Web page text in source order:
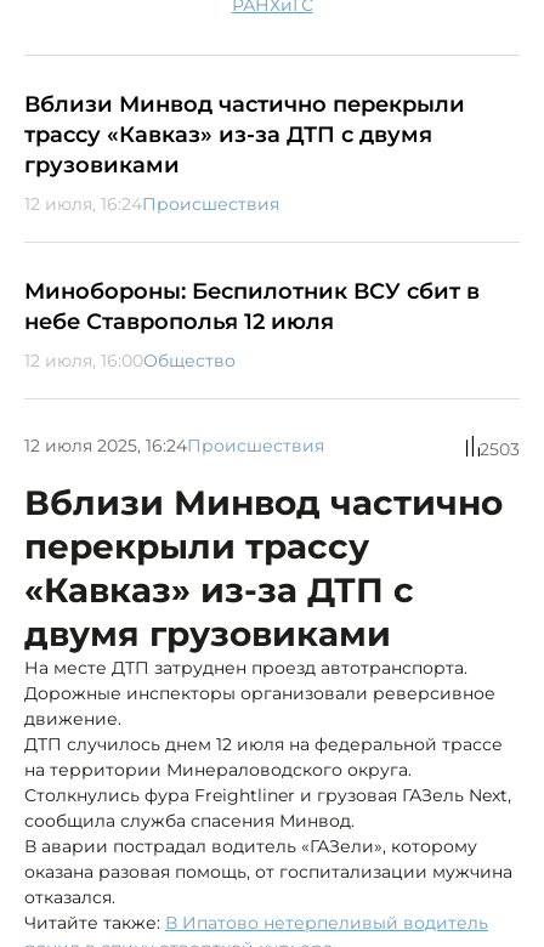
РАНХиГС
Вблизи Минвод частично перекрыли
трассу «Кавказ» из-за ДТП с двумя
грузовиками
12 июля, 16:24Происшествия
Минобороны: Беспилотник ВСУ сбит в
небе Ставрополья 12 июля
12 июля, 16:00Общество
12 июля 2025, 16:24Происшествия 2503
Вблизи Минвод частично
перекрыли трассу
«Кавказ» из-за ДТП с
двумя грузовиками
На месте ДТП затруднен проезд автотранспорта.
Дорожные инспекторы организовали реверсивное
движение.
ДТП случилось днем 12 июля на федеральной трассе
на территории Минераловодского округа.
Столкнулись фура Freightliner и грузовая ГАЗель Next,
сообщила служба спасения Минвод.
В аварии пострадал водитель «ГАЗели», которому
оказана разовая помощь, от госпитализации мужчина
отказался.
Читайте также: В Ипатово нетерпеливый водитель